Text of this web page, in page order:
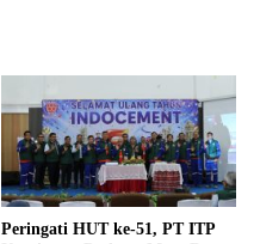
Peringati HUT ke-51, PT ITP